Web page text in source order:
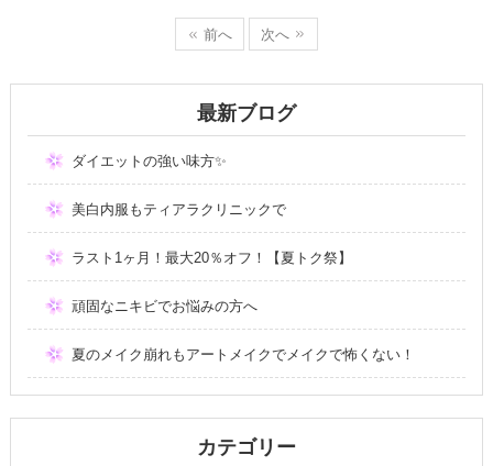
前へ 次へ
最新ブログ
ダイエットの強い味方✨
美白内服もティアラクリニックで
ラスト1ヶ月！最大20％オフ！【夏トク祭】
頑固なニキビでお悩みの方へ
夏のメイク崩れもアートメイクでメイクで怖くない！
カテゴリー